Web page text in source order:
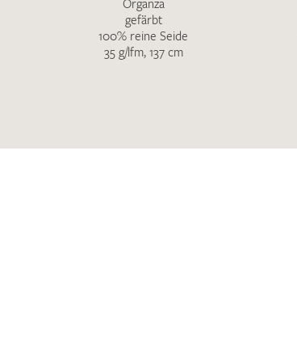
gefärbt
100% reine Seide
35 g/lfm, 137 cm